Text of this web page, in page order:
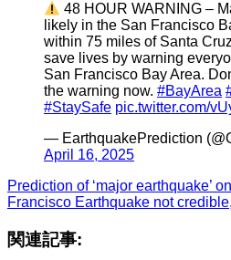
48 HOUR WARNING –
likely in the San Francisco
within 75 miles of Santa
save lives by warning
San Francisco Bay Area.
the warning now. #BayArea
#StaySafe pic.twitter.com/
— EarthquakePrediction
April 16, 2025
Prediction of ‘major earthquake’
Francisco Earthquake not
関連記事: